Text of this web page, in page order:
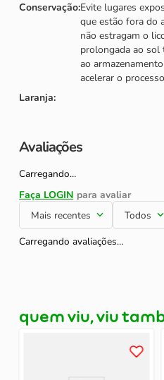
Conservação:Evite lugares
que estão fora do
não estragam o
prolongada ao sol
ao
acelerar o
Laranja:
Avaliações
Carregando…
Mais recentes
Todos
Carregando avaliações…
quem viu, viu